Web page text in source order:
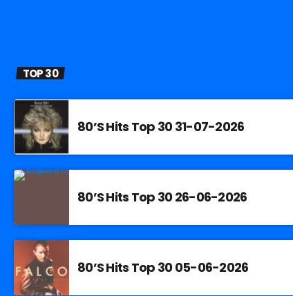
TOP 30
80’S Hits Top 30 31-07-2026
80’S Hits Top 30 26-06-2026
80’S Hits Top 30 05-06-2026